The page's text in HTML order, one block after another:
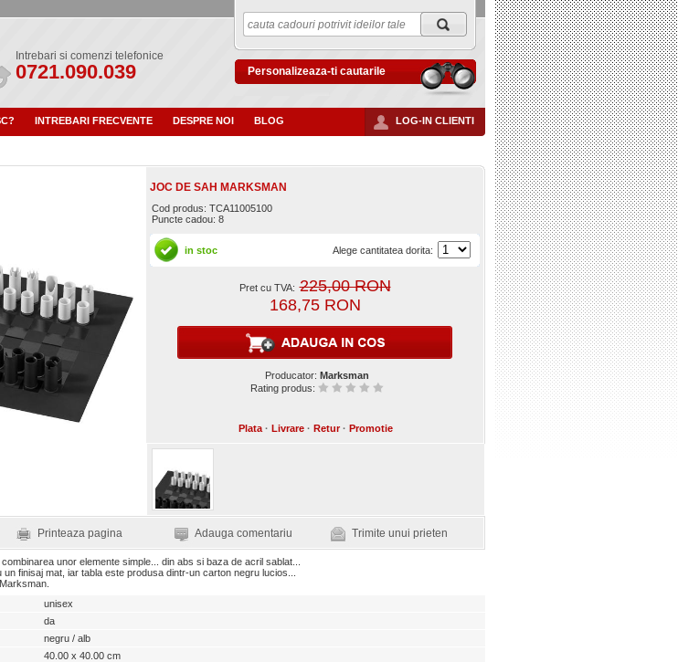
Personalizeaza-ti cautarile
Intrebari si comenzi telefonice
0721.090.039
INTREBARI FRECVENTE DESPRE NOI BLOG LOG-IN CLIENTI
JOC DE SAH MARKSMAN
Cod produs: TCA11005100
Puncte cadou: 8
in stoc Alege cantitatea dorita:
Pret cu TVA: 225,00 RON
168,75 RON
Producator: Marksman
Rating produs:
Plata · Livrare · Retur · Promotie
Printeaza pagina Adauga comentariu Trimite unui prieten
unor elemente simple... din abs si baza de acril sablat...
finisaj mat, iar tabla este produsa dintr-un carton negru lucios...
unisex
da
negru / alb
40.00 x 40.00 cm